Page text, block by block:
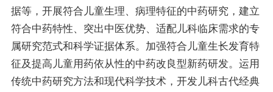
据等，开展符合儿童生理、病理特征的中药研究，建立
符合中药特性、突出中医优势、适配儿科临床需求的专
属研究范式和科学证据体系。加强符合儿童生长发育特
征及提高儿童用药依从性的中药改良型新药研发。运用
传统中药研究方法和现代科学技术，开发儿科古代经典